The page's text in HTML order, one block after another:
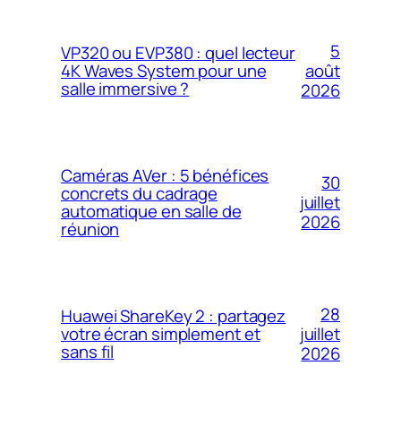
VP320 ou EVP380 : quel lecteur
4K Waves System pour une
salle immersive ?
5
août
2026
Caméras AVer : 5 bénéfices
concrets du cadrage
automatique en salle de
réunion
30
juillet
2026
Huawei ShareKey 2 : partagez
votre écran simplement et
sans fil
28
juillet
2026